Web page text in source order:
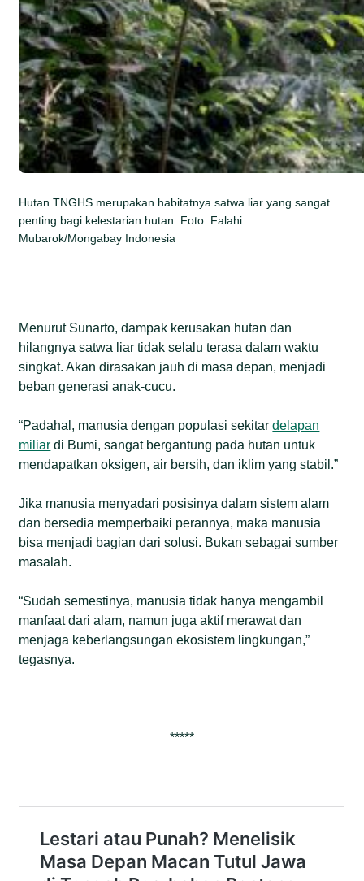
Hutan TNGHS merupakan habitatnya satwa liar yang sangat
penting bagi kelestarian hutan. Foto: Falahi
Mubarok/Mongabay Indonesia
Menurut Sunarto, dampak kerusakan hutan dan
hilangnya satwa liar tidak selalu terasa dalam waktu
singkat. Akan dirasakan jauh di masa depan, menjadi
beban generasi anak-cucu.
“Padahal, manusia dengan populasi sekitardelapan
miliar di Bumi, sangat bergantung pada hutan untuk
mendapatkan oksigen, air bersih, dan iklim yang stabil.”
Jika manusia menyadari posisinya dalam sistem alam
dan bersedia memperbaiki perannya, maka manusia
bisa menjadi bagian dari solusi. Bukan sebagai sumber
masalah.
“Sudah semestinya, manusia tidak hanya mengambil
manfaat dari alam, namun juga aktif merawat dan
menjaga keberlangsungan ekosistem lingkungan,”
tegasnya.
*****